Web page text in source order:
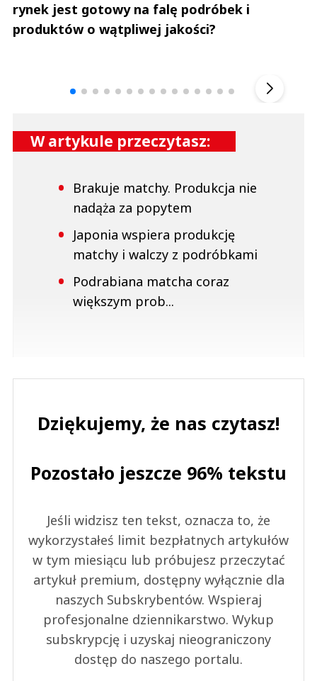
rynek jest gotowy na falę podróbek i
produktów o wątpliwej jakości?
W artykule przeczytasz:
Brakuje matchy. Produkcja nie
nadąża za popytem
Japonia wspiera produkcję
matchy i walczy z podróbkami
Podrabiana matcha coraz
większym prob...
Dziękujemy, że nas czytasz!
Pozostało jeszcze 96% tekstu
Jeśli widzisz ten tekst, oznacza to, że
wykorzystałeś limit bezpłatnych artykułów
w tym miesiącu lub próbujesz przeczytać
artykuł premium, dostępny wyłącznie dla
naszych Subskrybentów. Wspieraj
profesjonalne dziennikarstwo. Wykup
subskrypcję i uzyskaj nieograniczony
dostęp do naszego portalu.